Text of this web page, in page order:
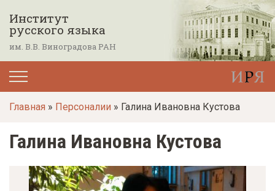
е
т
Институт
русского языка
им. В.В. Виноградова РАН
Главная » Персоналии » Галина Ивановна Кустова
Галина Ивановна Кустова